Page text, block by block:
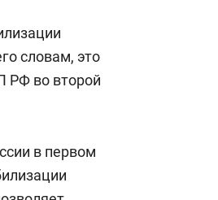
словам, это
РФ во второй
в первом
Опыт выживания в дикой
природе, работа